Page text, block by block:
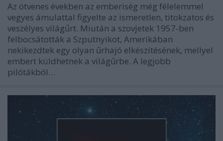
Az ötvenes években az emberiség még félelemmel
vegyes ámulattal figyelte az ismeretlen, titokzatos és
veszélyes világűrt. Miután a szovjetek 1957-ben
felbocsátották a Szputnyikot, Amerikában
nekikezdtek egy olyan űrhajó elkészítésének, mellyel
embert küldhetnek a világűrbe. A legjobb
pilótákból…